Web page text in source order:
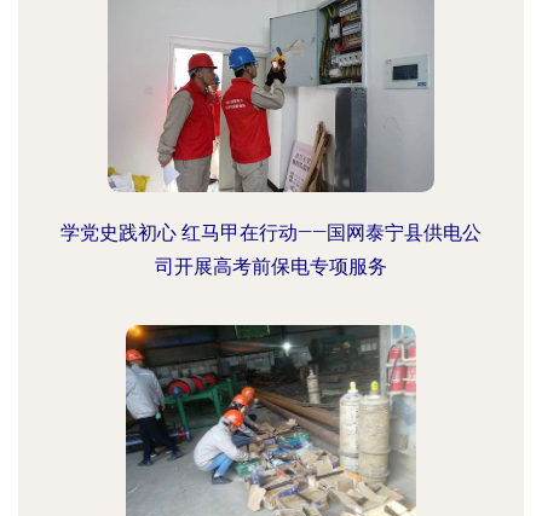
学党史践初心 红马甲在行动——国网泰宁县供电公
司开展高考前保电专项服务